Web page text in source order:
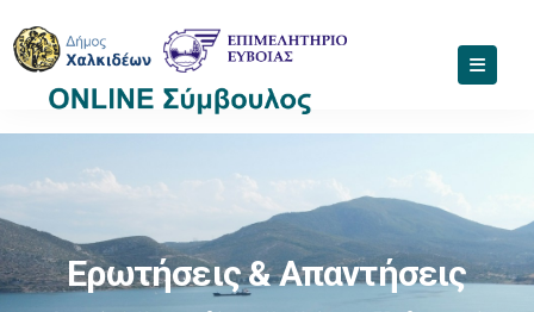
Ερωτήσεις & Απαντήσεις